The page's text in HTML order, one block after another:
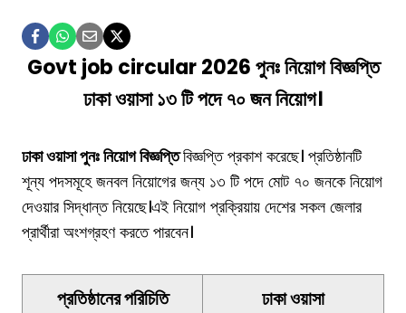
Govt job circular 2026 পুনঃ নিয়োগ বিজ্ঞপ্তি
ঢাকা ওয়াসা ১৩ টি পদে ৭০ জন নিয়োগ।
ঢাকা ওয়াসাপুনঃ নিয়োগ বিজ্ঞপ্তিবিজ্ঞপ্তি প্রকাশ করেছে। প্রতিষ্ঠানটি
শূন্য পদসমূহে জনবল নিয়োগের জন্য ১৩ টি পদে মোট ৭০ জনকে নিয়োগ
দেওয়ার সিদ্ধান্ত নিয়েছে।এই নিয়োগ প্রক্রিয়ায় দেশের সকল জেলার
প্রার্থীরা অংশগ্রহণ করতে পারবেন।
প্রতিষ্ঠানের পরিচিতি
ঢাকা ওয়াসা